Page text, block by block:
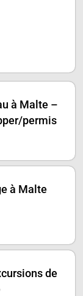
à Malte –
permis
à Malte
de